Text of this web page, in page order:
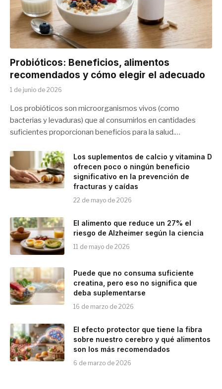
Probióticos: Beneficios, alimentos
recomendados y cómo elegir el adecuado
1 de junio de 2026
Los probióticos son microorganismos vivos (como
bacterias y levaduras) que al consumirlos en cantidades
suficientes proporcionan beneficios para la salud.…
Los suplementos de calcio y vitamina D
ofrecen poco o ningún beneficio
significativo en la prevención de
fracturas y caídas
22 de mayo de 2026
El alimento que reduce un 27% el
riesgo de Alzheimer según la ciencia
11 de mayo de 2026
Puede que no consuma suficiente
creatina, pero eso no significa que
deba suplementarse
16 de marzo de 2026
El efecto protector que tiene la fibra
sobre nuestro cerebro y qué alimentos
son los más recomendados
6 de marzo de 2026